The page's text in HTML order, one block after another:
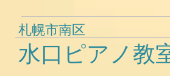
札幌市南区
水口ピアノ教